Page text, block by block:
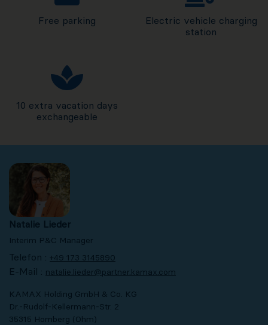
Free parking
Electric vehicle charging
station
10 extra vacation days
exchangeable
Natalie Lieder
Interim P&C Manager
Telefon : +49 173 3145890
E-Mail : natalie.lieder@partner.kamax.com
KAMAX Holding GmbH & Co. KG
Dr.-Rudolf-Kellermann-Str. 2
35315 Homberg (Ohm)